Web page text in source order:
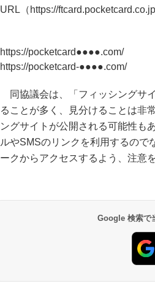
URL（https://
https://pocketcard●●●●.com/
https://pocketcard-●●●●.com/
同協議会は、「フィッシングサ
ることが多く、見分けることは非
ングサイトが公開される可能性も
ルやSMSのリンクを利用するので
ークからアクセスするよう、注意
Google 検索で